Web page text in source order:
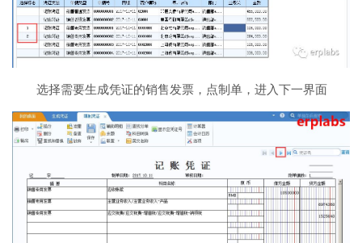
选择需要生成凭证的销售发票，点制单，进入下一界面